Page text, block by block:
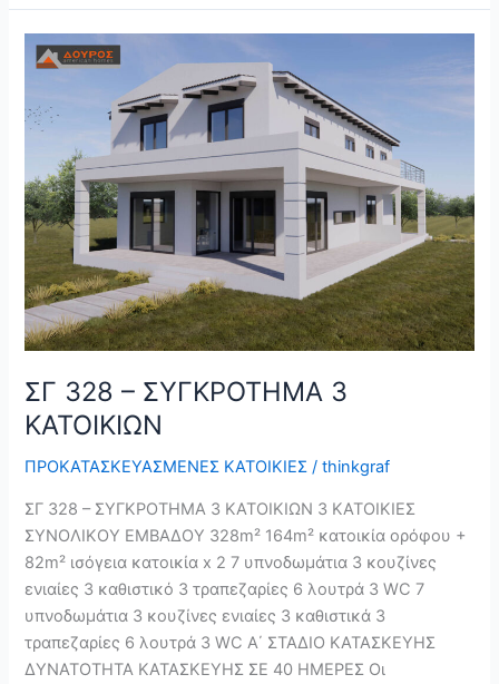
ΣΓ 328 – ΣΥΓΚΡΟΤΗΜΑ 3
ΚΑΤΟΙΚΙΩΝ
ΠΡΟΚΑΤΑΣΚΕΥΑΣΜΕΝΕΣ ΚΑΤΟΙΚΙΕΣ /thinkgraf
ΣΓ 328 – ΣΥΓΚΡΟΤΗΜΑ 3 ΚΑΤΟΙΚΙΩΝ 3 ΚΑΤΟΙΚΙΕΣ
ΣΥΝΟΛΙΚΟΥ ΕΜΒΑΔΟΥ 328m² 164m² κατοικία ορόφου +
82m² ισόγεια κατοικία x 2 7 υπνοδωμάτια 3 κουζίνες
ενιαίες 3 καθιστικό 3 τραπεζαρίες 6 λουτρά 3 WC 7
υπνοδωμάτια 3 κουζίνες ενιαίες 3 καθιστικά 3
τραπεζαρίες 6 λουτρά 3 WC Α΄ ΣΤΑΔΙΟ ΚΑΤΑΣΚΕΥΗΣ
ΔΥΝΑΤΟΤΗΤΑ ΚΑΤΑΣΚΕΥΗΣ ΣΕ 40 ΗΜΕΡΕΣ Οι
ΣΓ
328
ΣΥΓΚΡΟΤΗΜΑ
ΚΑΤΟΙΚΙΩΝ